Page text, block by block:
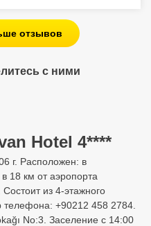
отзывов
с ними
Hotel 4****
г. Расположен: в
18 км от аэропорта
из 4-этажного
+90212 458 2784.
No:3. Заселение с 14:00